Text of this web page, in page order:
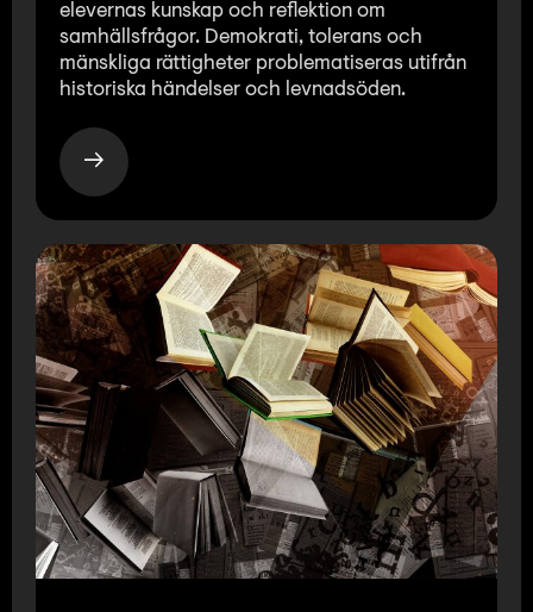
elevernas kunskap och reflektion om
samhällsfrågor. Demokrati, tolerans och
mänskliga rättigheter problematiseras utifrån
historiska händelser och levnadsöden.